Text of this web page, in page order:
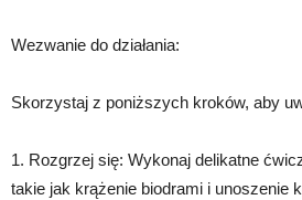
Wezwanie do działania:
Skorzystaj z poniższych kroków, aby
1. Rozgrzej się: Wykonaj delikatne
takie jak krążenie biodrami i unoszenie